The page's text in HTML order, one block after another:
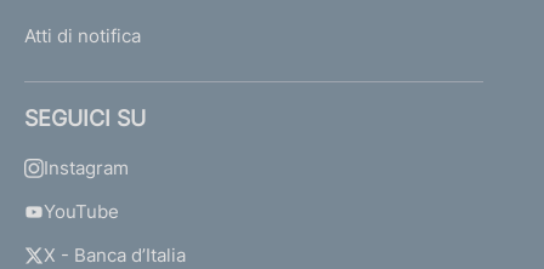
Atti di notifica
SEGUICI SU
Instagram
YouTube
X - Banca d’Italia